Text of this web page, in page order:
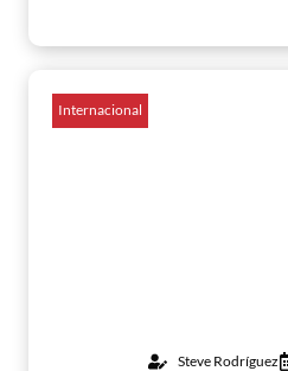
Internacional
Steve Rodríguez